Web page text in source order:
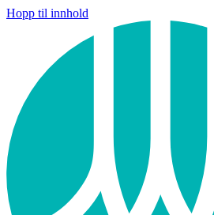
Hopp til innhold